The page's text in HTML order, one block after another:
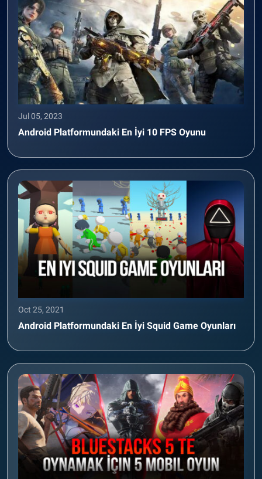
Jul 05, 2023
Android Platformundaki En İyi 10 FPS Oyunu
Oct 25, 2021
Android Platformundaki En İyi Squid Game Oyunları